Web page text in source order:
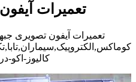
تعمیرات
تعمیرات آیفون تصویری
کالیوز-اکو-